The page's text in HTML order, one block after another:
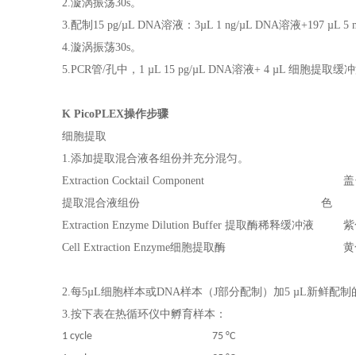
2.漩涡振荡30s。
3.配制15 pg/µL DNA溶液：3µL 1 ng/µL DNA溶液+197 µL 5
4.漩涡振荡30s。
5.PCR管/孔中，1 µL 15 pg/µL DNA溶液+ 4 µL 细胞提取缓
K PicoPLEX操作步骤
细胞提取
1.添加提取混合液各组份并充分混匀。
Extraction Cocktail Component
提取混合液组份
色
Extraction Enzyme Dilution Buffer 提取酶稀释缓冲液
Cell Extraction Enzyme细胞提取酶
2.每5µL细胞样本或DNA样本（J部分配制）加5 µL新鲜配制
3.按下表在热循环仪中孵育样本：
1 cycle
75 °C